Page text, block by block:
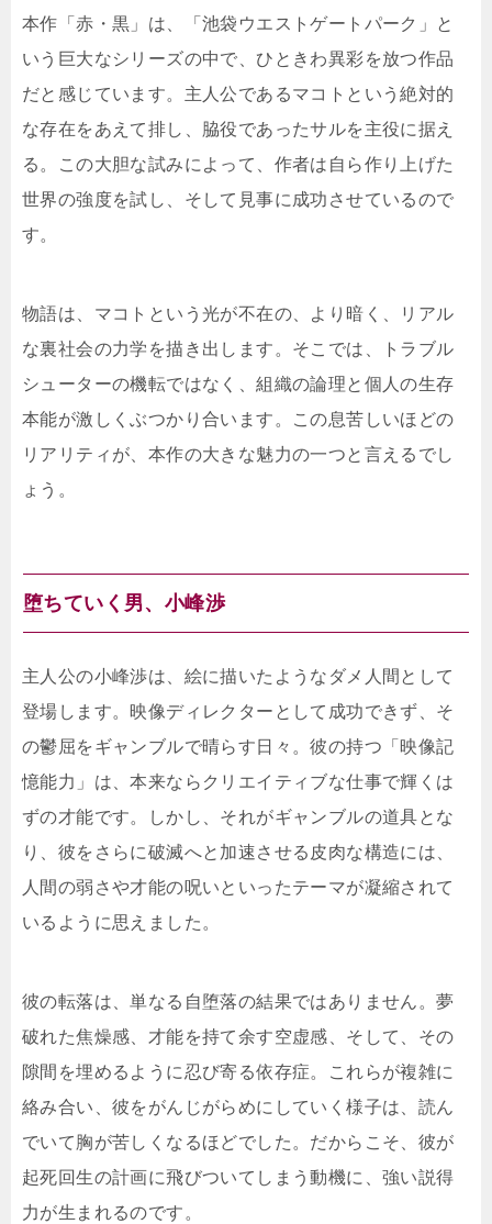
本作「赤・黒」は、「池袋ウエストゲートパーク」と
いう巨大なシリーズの中で、ひときわ異彩を放つ作品
だと感じています。主人公であるマコトという絶対的
な存在をあえて排し、脇役であったサルを主役に据え
る。この大胆な試みによって、作者は自ら作り上げた
世界の強度を試し、そして見事に成功させているので
す。
物語は、マコトという光が不在の、より暗く、リアル
な裏社会の力学を描き出します。そこでは、トラブル
シューターの機転ではなく、組織の論理と個人の生存
本能が激しくぶつかり合います。この息苦しいほどの
リアリティが、本作の大きな魅力の一つと言えるでし
ょう。
堕ちていく男、小峰渉
主人公の小峰渉は、絵に描いたようなダメ人間として
登場します。映像ディレクターとして成功できず、そ
の鬱屈をギャンブルで晴らす日々。彼の持つ「映像記
憶能力」は、本来ならクリエイティブな仕事で輝くは
ずの才能です。しかし、それがギャンブルの道具とな
り、彼をさらに破滅へと加速させる皮肉な構造には、
人間の弱さや才能の呪いといったテーマが凝縮されて
いるように思えました。
彼の転落は、単なる自堕落の結果ではありません。夢
破れた焦燥感、才能を持て余す空虚感、そして、その
隙間を埋めるように忍び寄る依存症。これらが複雑に
絡み合い、彼をがんじがらめにしていく様子は、読ん
でいて胸が苦しくなるほどでした。だからこそ、彼が
起死回生の計画に飛びついてしまう動機に、強い説得
力が生まれるのです。